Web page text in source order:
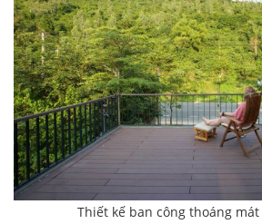
Thiết kế ban công thoáng